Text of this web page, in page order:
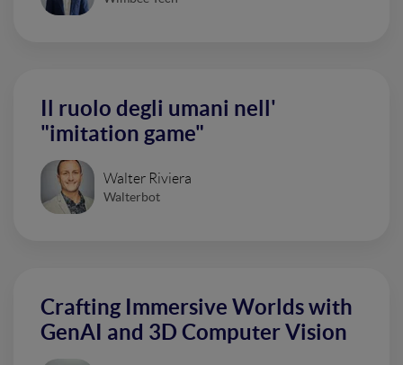
Il ruolo degli umani nell'
"imitation game"
Walter Riviera
Walterbot
Crafting Immersive Worlds with
GenAI and 3D Computer Vision